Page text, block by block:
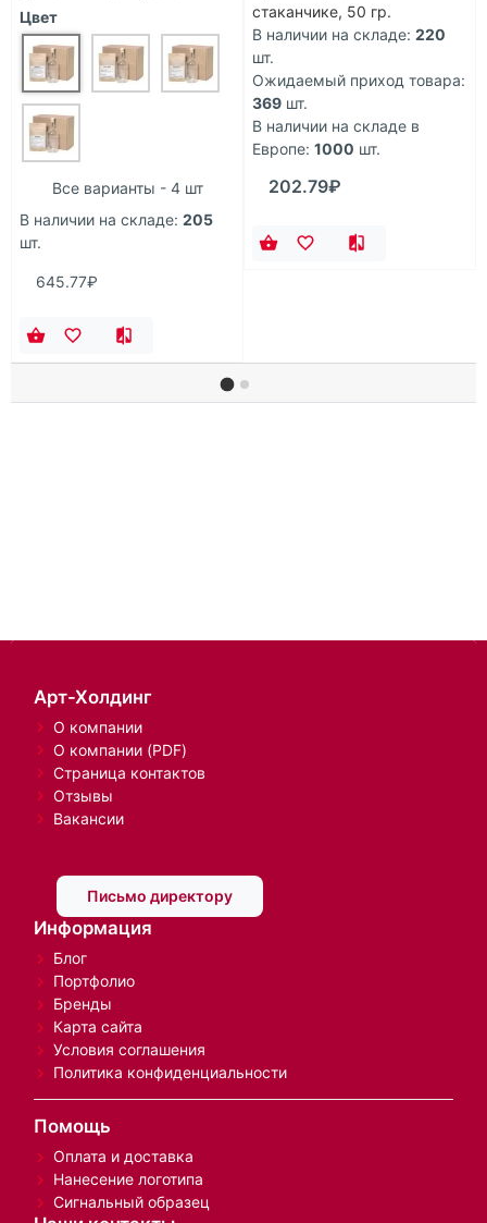
Цвет
Все варианты - 4 шт
В наличии на складе: 205
шт.
645.77₽
стаканчике, 50 гр.
В наличии на складе: 220
шт.
Ожидаемый приход товара:
369 шт.
В наличии на складе в
Европе: 1000 шт.
202.79₽
Арт-Холдинг
О компании
О компании (PDF)
Страница контактов
Отзывы
Вакансии
Письмо директору
Информация
Блог
Портфолио
Бренды
Карта сайта
Условия соглашения
Политика конфиденциальности
Помощь
Оплата и доставка
Нанесение логотипа
Сигнальный образец